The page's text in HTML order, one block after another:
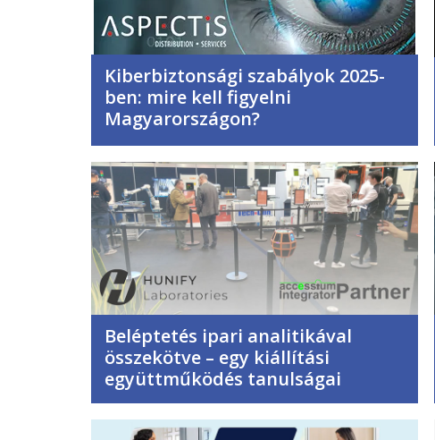
Kiberbiztonsági szabályok 2025-
ben: mire kell figyelni
Magyarországon?
Beléptetés ipari analitikával
összekötve – egy kiállítási
együttműködés tanulságai